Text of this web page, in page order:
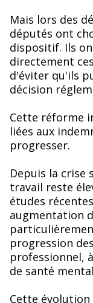
Mais lors des
députés ont
dispositif. Ils
directement
d'éviter qu'ils
décision
Cette réforme
liées aux
progresser.
Depuis la crise
travail reste
études
augmentation
progression
professionnel,
de santé
Cette